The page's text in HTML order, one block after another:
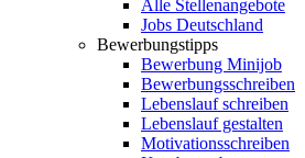
Alle Stellenangebote
Jobs Deutschland
Bewerbungstipps
Bewerbung Minijob
Bewerbungsschreiben
Lebenslauf schreiben
Lebenslauf gestalten
Motivationsschreiben